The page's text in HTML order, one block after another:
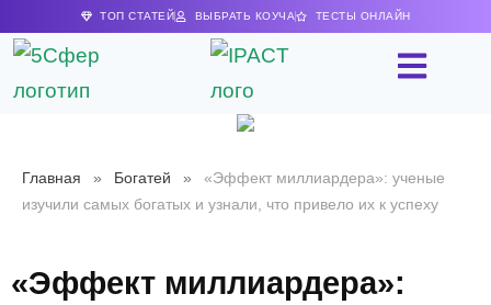
ТОП СТАТЕЙ ВЫБРАТЬ КОУЧА ТЕСТЫ ОНЛАЙН
Главная » Богатей »
«Эффект миллиардера»: ученые
изучили самых богатых и узнали, что привело их к успеху
«Эффект миллиардера»: